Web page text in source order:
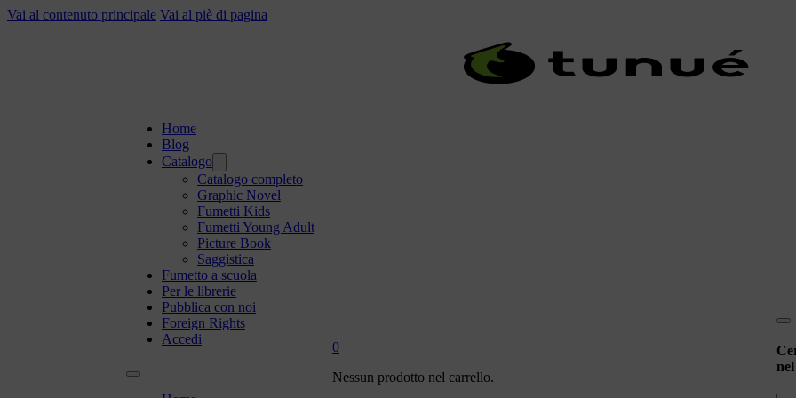
Vai al contenuto principale Vai al piè di pagina
Home
Blog
Catalogo
Catalogo completo
Graphic Novel
Fumetti Kids
Fumetti Young Adult
Picture Book
Saggistica
Fumetto a scuola
Per le librerie
Pubblica con noi
Foreign Rights
Accedi
0
Nessun prodotto nel carrello.